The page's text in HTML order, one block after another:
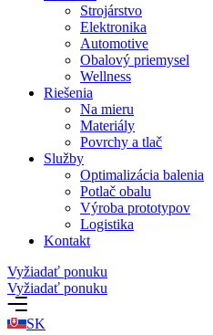
Strojárstvo
Elektronika
Automotive
Obalový priemysel
Wellness
Riešenia
Na mieru
Materiály
Povrchy a tlač
Služby
Optimalizácia balenia
Potlač obalu
Výroba prototypov
Logistika
Kontakt
Vyžiadať ponuku
Vyžiadať ponuku
SK